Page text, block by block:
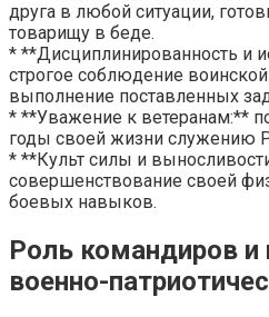
друга в любой ситуации,
товарищу в беде.
* **Дисциплинированность и
строгое соблюдение
выполнение поставленных
* **Уважение к ветеранам:**
годы своей жизни служению
* **Культ силы и
совершенствование своей
боевых навыков.
Роль командиров и
военно-